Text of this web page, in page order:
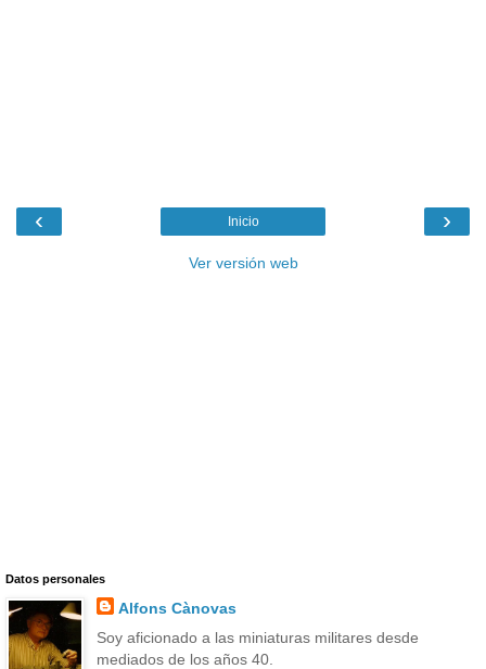
‹ ›
Inicio
Ver versión web
Datos personales
Alfons Cànovas
Soy aficionado a las miniaturas militares desde
mediados de los años 40.